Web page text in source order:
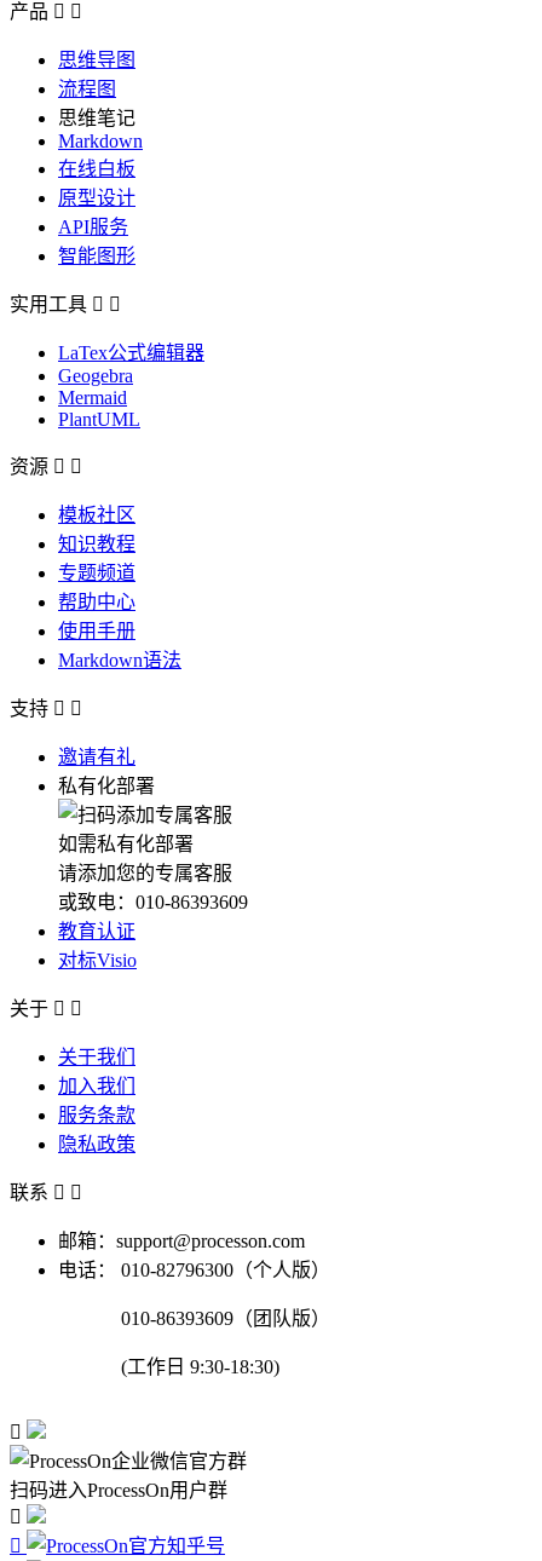
产品  
思维导图
流程图
思维笔记
Markdown
在线白板
原型设计
API服务
智能图形
实用工具  
LaTex公式编辑器
Geogebra
Mermaid
PlantUML
资源  
模板社区
知识教程
专题频道
帮助中心
使用手册
Markdown语法
支持  
邀请有礼
私有化部署
如需私有化部署
请添加您的专属客服
或致电：010-86393609
教育认证
对标Visio
关于  
关于我们
加入我们
服务条款
隐私政策
联系  
邮箱：support@processon.com
电话：
010-82796300（个人版）
010-86393609（团队版）
(工作日 9:30-18:30)

扫码进入ProcessOn用户群

